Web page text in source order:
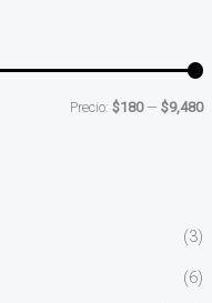
Precio:$180—$9,480
(3)
(6)